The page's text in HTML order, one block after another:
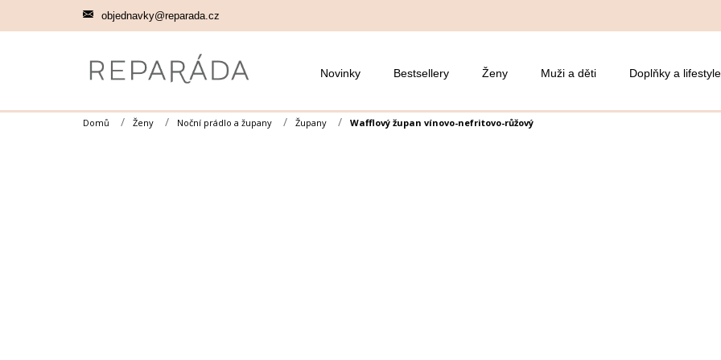
objednavky@reparada.cz
Novinky Bestsellery Ženy Muži a děti Doplňky a lifestyle
Domů Ženy Noční prádlo a župany Župany Wafflový župan vínovo-nefritovo-růžový